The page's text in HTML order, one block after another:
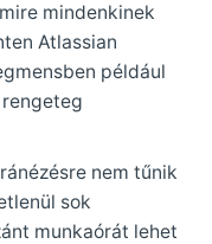
mindenkinek
Atlassian
például
nem tűnik
sok
munkaórát lehet